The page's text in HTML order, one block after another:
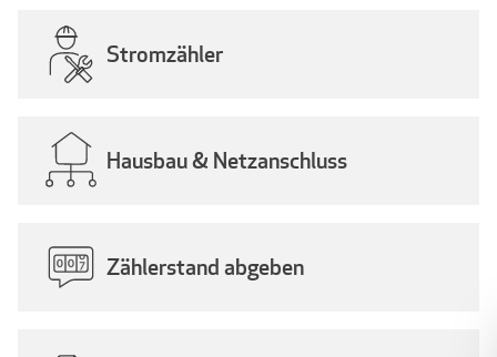
Stromzähler
Hausbau & Netzanschluss
Zählerstand abgeben